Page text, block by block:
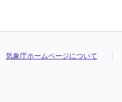
気象庁ホームページについて